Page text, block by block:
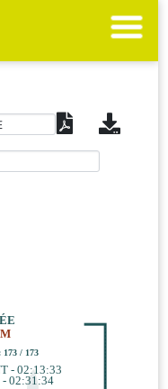
/ 173
- 02:13:33
- 02:31:34